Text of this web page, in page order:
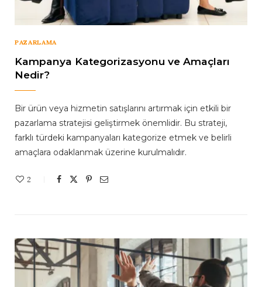
PAZARLAMA
Kampanya Kategorizasyonu ve Amaçları
Nedir?
Bir ürün veya hizmetin satışlarını artırmak için etkili bir
pazarlama stratejisi geliştirmek önemlidir. Bu strateji,
farklı türdeki kampanyaları kategorize etmek ve belirli
amaçlara odaklanmak üzerine kurulmalıdır.
2